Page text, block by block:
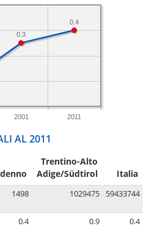
2001 2011
0.4
0.3
AL 2011
Trentino-Alto
Adige/Südtirol
Italia
1498 1029475 59433744
0.4 0.9 0.4